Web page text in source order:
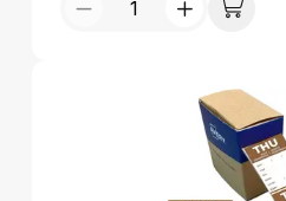
verzendprocessen.